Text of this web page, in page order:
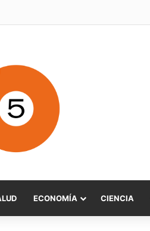
ECONOMÍA CIENCIA